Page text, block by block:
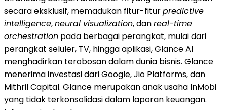
secara eksklusif, memadukan fitur-fiturpredictive
intelligence,neural visualization, danreal-time
orchestration pada berbagai perangkat, mulai dari
perangkat seluler, TV, hingga aplikasi, Glance AI
menghadirkan terobosan dalam dunia bisnis. Glance
menerima investasi dari Google, Jio Platforms, dan
Mithril Capital. Glance merupakan anak usaha InMobi
yang tidak terkonsolidasi dalam laporan keuangan.